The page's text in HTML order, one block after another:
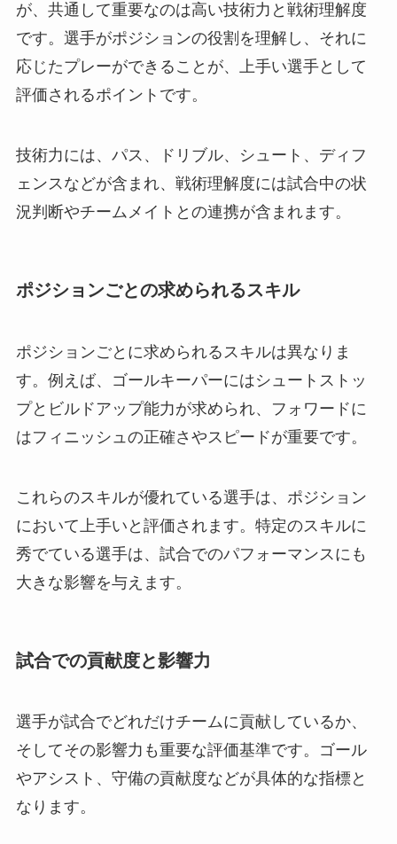
が、共通して重要なのは高い技術力と戦術理解度
です。選手がポジションの役割を理解し、それに
応じたプレーができることが、上手い選手として
評価されるポイントです。
技術力には、パス、ドリブル、シュート、ディフ
ェンスなどが含まれ、戦術理解度には試合中の状
況判断やチームメイトとの連携が含まれます。
ポジションごとの求められるスキル
ポジションごとに求められるスキルは異なりま
す。例えば、ゴールキーパーにはシュートストッ
プとビルドアップ能力が求められ、フォワードに
はフィニッシュの正確さやスピードが重要です。
これらのスキルが優れている選手は、ポジション
において上手いと評価されます。特定のスキルに
秀でている選手は、試合でのパフォーマンスにも
大きな影響を与えます。
試合での貢献度と影響力
選手が試合でどれだけチームに貢献しているか、
そしてその影響力も重要な評価基準です。ゴール
やアシスト、守備の貢献度などが具体的な指標と
なります。